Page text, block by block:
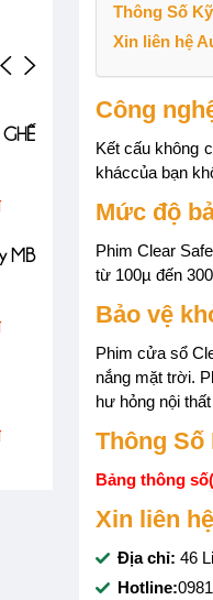
Thông Số
Xin liên hệ
Công
Kết cấu không
kháccủa bạn
Mức độ
Phim Clear
từ 100µ đến
Bảo vệ
Phim cửa sổ
nắng mặt trời.
hư hỏng nội
Thông Số
Bảng thông
Xin liên
Địa chỉ: 46
Hotline:
01 cho
Santafe
Giá:
Cấu hình âm
02 cho
Santafe
Giá: